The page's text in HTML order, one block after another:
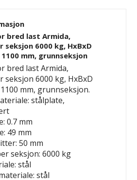
bred last Armida,
seksjon 6000 kg, HxBxD
mm, grunnseksjon
bred last Armida,
seksjon 6000 kg, HxBxD
mm, grunnseksjon.
stålplate,
0.7 mm
49 mm
50 mm
seksjon: 6000 kg
stål
stål